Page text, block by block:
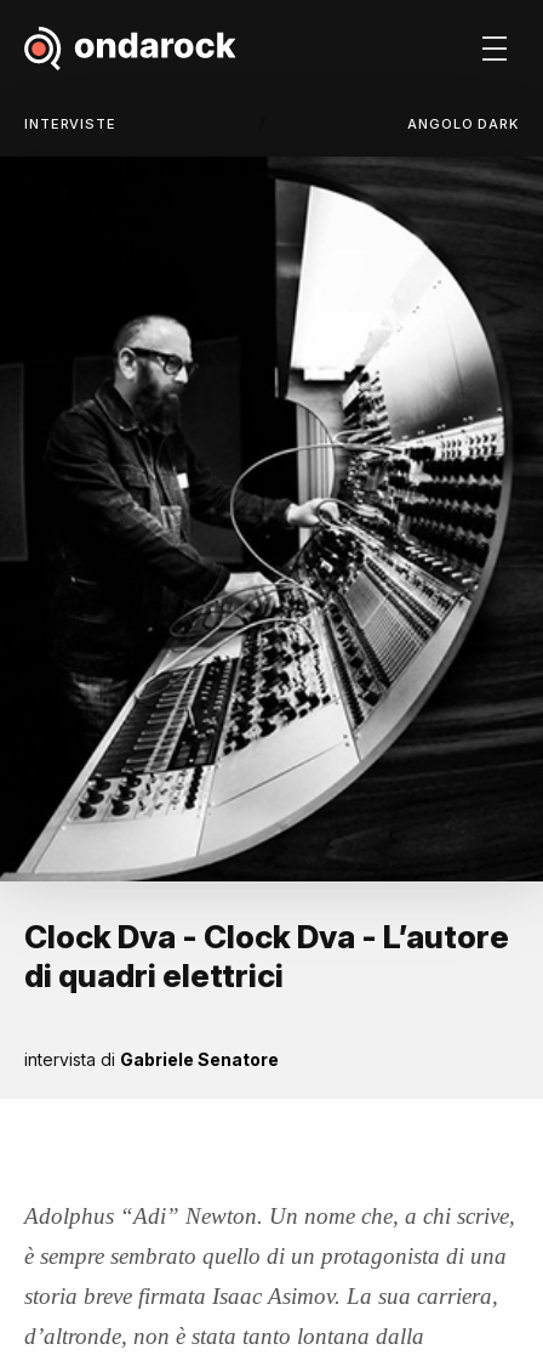
INTERVISTE ANGOLO DARK
Clock Dva - Clock Dva - L’autore
di quadri elettrici
intervista di Gabriele Senatore
Adolphus “Adi” Newton. Un nome che, a chi scrive,
è sempre sembrato quello di un protagonista di una
storia breve firmata Isaac Asimov. La sua carriera,
d’altronde, non è stata tanto lontana dalla